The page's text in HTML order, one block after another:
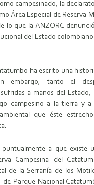
campesinado, la
Área Especial de Reserva
lo que la ANZORC
del Estado colombiano
ha escrito una
embargo, tanto el
a manos del Estado,
campesino a la tierra y a
que éste
puntualmente a que existe
Campesina del
de la Serranía de los
de Parque Nacional